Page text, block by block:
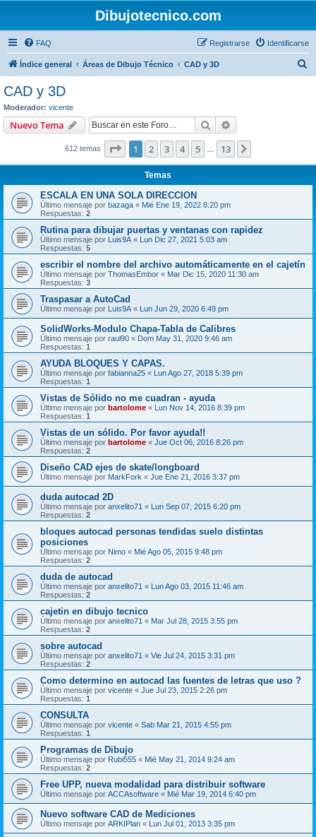
Dibujotecnico.com
FAQ Identificarse
Registrarse
Índice general Áreas de Dibujo Técnico CAD y 3D
CAD y 3D
Moderador: vicente
Nuevo Tema Buscar
612 temas Página de 13
1 2 3 4 5 13
Temas
ESCALA EN UNA SOLA DIRECCION
Último mensaje por bazaga « Mié Ene 19, 2022 8:20 pm
Respuestas: 2
Rutina para dibujar puertas y ventanas con rapidez
Último mensaje por Luis9A « Lun Dic 27, 2021 5:03 am
Respuestas: 5
escribir el nombre del archivo automáticamente en el cajetín
Último mensaje por ThomasEmbor « Mar Dic 15, 2020 11:30 am
Respuestas: 3
Traspasar a AutoCad
Último mensaje por Luis9A « Lun Jun 29, 2020 6:49 pm
SolidWorks-Modulo Chapa-Tabla de Calibres
Último mensaje por raul90 « Dom May 31, 2020 9:46 am
Respuestas: 1
AYUDA BLOQUES Y CAPAS.
Último mensaje por fabianna25 « Lun Ago 27, 2018 5:39 pm
Respuestas: 1
Vistas de Sólido no me cuadran - ayuda
Último mensaje por bartolome « Lun Nov 14, 2016 8:39 pm
Respuestas: 1
Vistas de un sólido. Por favor ayuda!!
Último mensaje por bartolome « Jue Oct 06, 2016 8:26 pm
Respuestas: 2
Diseño CAD ejes de skate/longboard
Último mensaje por MarkFork « Jue Ene 21, 2016 3:37 pm
duda autocad 2D
Último mensaje por anxelito71 « Lun Sep 07, 2015 6:20 pm
Respuestas: 2
bloques autocad personas tendidas suelo distintas
posiciones
Último mensaje por Nimo « Mié Ago 05, 2015 9:48 pm
Respuestas: 2
duda de autocad
Último mensaje por anxelito71 « Lun Ago 03, 2015 11:46 am
Respuestas: 2
cajetin en dibujo tecnico
Último mensaje por anxelito71 « Mar Jul 28, 2015 3:55 pm
Respuestas: 2
sobre autocad
Último mensaje por anxelito71 « Vie Jul 24, 2015 3:31 pm
Respuestas: 2
Como determino en autocad las fuentes de letras que uso ?
Último mensaje por vicente « Jue Jul 23, 2015 2:26 pm
Respuestas: 1
CONSULTA
Último mensaje por vicente « Sab Mar 21, 2015 4:55 pm
Respuestas: 1
Programas de Dibujo
Último mensaje por Rubi555 « Mié May 21, 2014 9:24 am
Respuestas: 2
Free UPP, nueva modalidad para distribuir software
Último mensaje por ACCAsoftware « Mié Mar 19, 2014 6:40 pm
Nuevo software CAD de Mediciones
Último mensaje por ARKIPlan « Lun Jul 01, 2013 3:35 pm